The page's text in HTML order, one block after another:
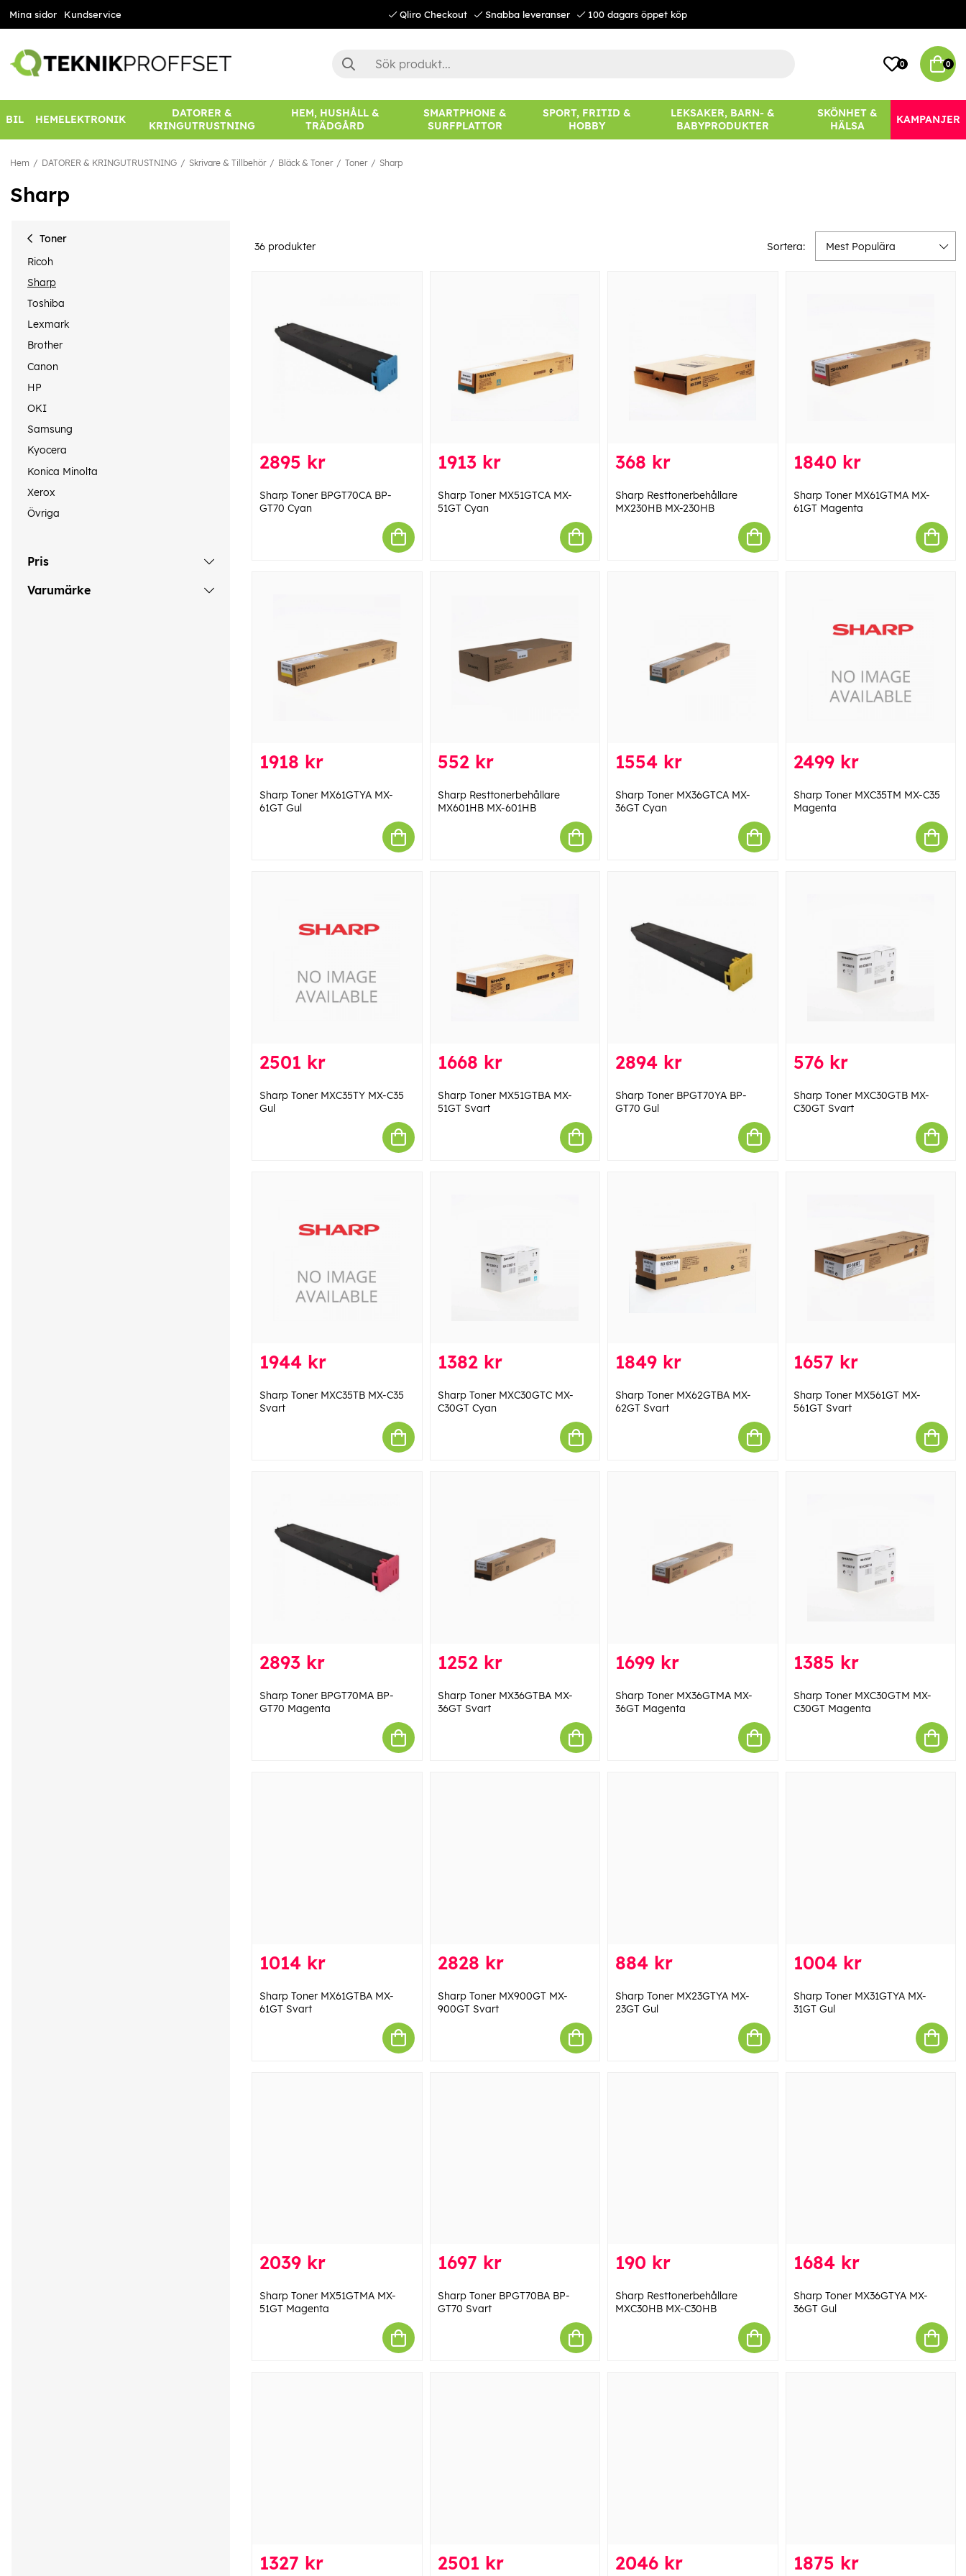
Mina sidor Kundservice Qliro Checkout Snabba leveranser 100 dagars öppet köp
0 0
BIL HEMELEKTRONIK
DATORER &
KRINGUTRUSTNING
HEM, HUSHÅLL &
TRÄDGÅRD
SMARTPHONE &
SURFPLATTOR
SPORT, FRITID &
HOBBY
LEKSAKER, BARN- &
BABYPRODUKTER
SKÖNHET &
HÄLSA
KAMPANJER
Hem DATORER & KRINGUTRUSTNING Skrivare & Tillbehör Bläck & Toner Toner Sharp
Sharp
Toner
Ricoh
Sharp
Toshiba
Lexmark
Brother
Canon
HP
OKI
Samsung
Kyocera
Konica Minolta
Xerox
Övriga
Pris
Varumärke
36 produkter Sortera: Mest Populära
2895 kr
Sharp Toner BPGT70CA BP-
GT70 Cyan
1913 kr
Sharp Toner MX51GTCA MX-
51GT Cyan
368 kr
Sharp Resttonerbehållare
MX230HB MX-230HB
1840 kr
Sharp Toner MX61GTMA MX-
61GT Magenta
1918 kr
Sharp Toner MX61GTYA MX-
61GT Gul
552 kr
Sharp Resttonerbehållare
MX601HB MX-601HB
1554 kr
Sharp Toner MX36GTCA MX-
36GT Cyan
2499 kr
Sharp Toner MXC35TM MX-C35
Magenta
2501 kr
Sharp Toner MXC35TY MX-C35
Gul
1668 kr
Sharp Toner MX51GTBA MX-
51GT Svart
2894 kr
Sharp Toner BPGT70YA BP-
GT70 Gul
576 kr
Sharp Toner MXC30GTB MX-
C30GT Svart
1944 kr
Sharp Toner MXC35TB MX-C35
Svart
1382 kr
Sharp Toner MXC30GTC MX-
C30GT Cyan
1849 kr
Sharp Toner MX62GTBA MX-
62GT Svart
1657 kr
Sharp Toner MX561GT MX-
561GT Svart
2893 kr
Sharp Toner BPGT70MA BP-
GT70 Magenta
1252 kr
Sharp Toner MX36GTBA MX-
36GT Svart
1699 kr
Sharp Toner MX36GTMA MX-
36GT Magenta
1385 kr
Sharp Toner MXC30GTM MX-
C30GT Magenta
1014 kr
Sharp Toner MX61GTBA MX-
61GT Svart
2828 kr
Sharp Toner MX900GT MX-
900GT Svart
884 kr
Sharp Toner MX23GTYA MX-
23GT Gul
1004 kr
Sharp Toner MX31GTYA MX-
31GT Gul
2039 kr
Sharp Toner MX51GTMA MX-
51GT Magenta
1697 kr
Sharp Toner BPGT70BA BP-
GT70 Svart
190 kr
Sharp Resttonerbehållare
MXC30HB MX-C30HB
1684 kr
Sharp Toner MX36GTYA MX-
36GT Gul
1327 kr 2501 kr 2046 kr 1875 kr